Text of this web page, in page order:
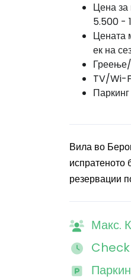
Цена за
5.500 -
Цената
ек на
TV/Wi-
Паркинг
Вила во
испратеното
резервации
Макс.